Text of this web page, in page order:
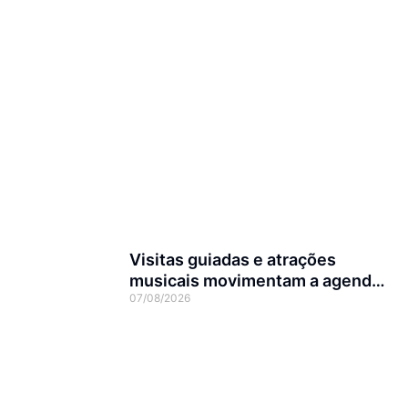
Visitas guiadas e atrações
musicais movimentam a agenda
cultural da semana em Joinville
07/08/2026